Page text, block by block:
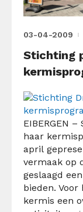
03-04-2009
Stichting
EIBERGEN
haar
april
vermaak op
geslaagd
bieden.
kermis een